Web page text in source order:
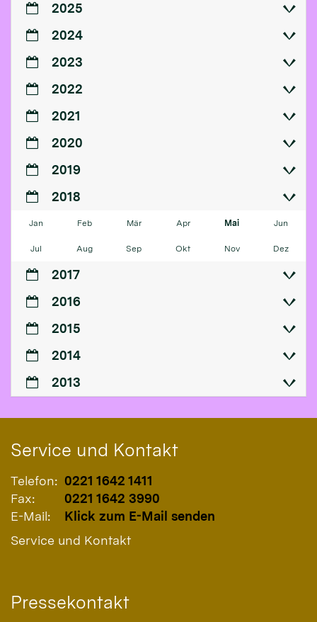
2025
2024
2023
2022
2021
2020
2019
2018
Jan Feb Mär Apr Mai Jun
Jul Aug Sep Okt Nov Dez
2017
2016
2015
2014
2013
Service und Kontakt
Telefon: 0221 1642 1411
Fax:
0221 1642 3990
E-Mail:
Klick zum E-Mail senden
Service und Kontakt
Pressekontakt